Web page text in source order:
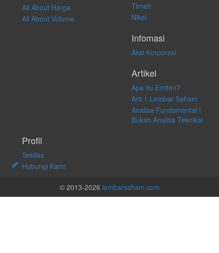
All About Harga
All About Volume
Timah
Nikel
Infomasi
Aksi Korporasi
Artikel
Apa itu Emiten?
Arti 1 Lembar Saham
Analisa Fundamental !
Bukan Analisa Teknikal
Profil
Sekilas
Hubungi Kami
© 2013-2026 lembarsaham.com